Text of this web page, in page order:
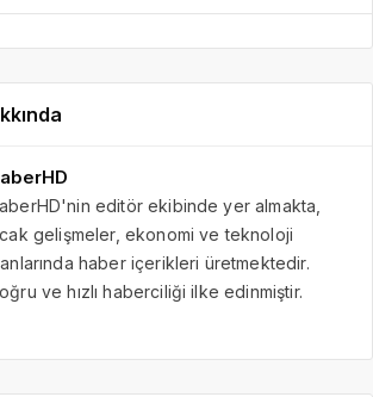
editör ekibinde yer almakta,
gelişmeler, ekonomi ve teknoloji
haber içerikleri üretmektedir.
ve hızlı haberciliği ilke edinmiştir.